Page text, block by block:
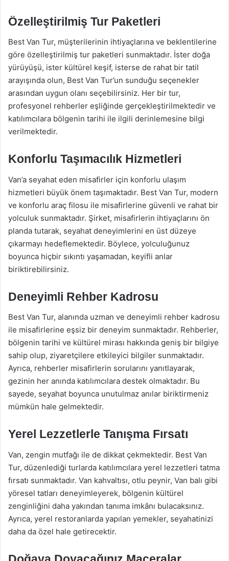
Özelleştirilmiş Tur Paketleri
Best Van Tur, müşterilerinin ihtiyaçlarına ve beklentilerine
göre özelleştirilmiş tur paketleri sunmaktadır. İster doğa
yürüyüşü, ister kültürel keşif, isterse de rahat bir tatil
arayışında olun, Best Van Tur’un sunduğu seçenekler
arasından uygun olanı seçebilirsiniz. Her bir tur,
profesyonel rehberler eşliğinde gerçekleştirilmektedir ve
katılımcılara bölgenin tarihi ile ilgili derinlemesine bilgi
verilmektedir.
Konforlu Taşımacılık Hizmetleri
Van’a seyahat eden misafirler için konforlu ulaşım
hizmetleri büyük önem taşımaktadır. Best Van Tur, modern
ve konforlu araç filosu ile misafirlerine güvenli ve rahat bir
yolculuk sunmaktadır. Şirket, misafirlerin ihtiyaçlarını ön
planda tutarak, seyahat deneyimlerini en üst düzeye
çıkarmayı hedeflemektedir. Böylece, yolculuğunuz
boyunca hiçbir sıkıntı yaşamadan, keyifli anlar
biriktirebilirsiniz.
Deneyimli Rehber Kadrosu
Best Van Tur, alanında uzman ve deneyimli rehber kadrosu
ile misafirlerine eşsiz bir deneyim sunmaktadır. Rehberler,
bölgenin tarihi ve kültürel mirası hakkında geniş bir bilgiye
sahip olup, ziyaretçilere etkileyici bilgiler sunmaktadır.
Ayrıca, rehberler misafirlerin sorularını yanıtlayarak,
gezinin her anında katılımcılara destek olmaktadır. Bu
sayede, seyahat boyunca unutulmaz anılar biriktirmeniz
mümkün hale gelmektedir.
Yerel Lezzetlerle Tanışma Fırsatı
Van, zengin mutfağı ile de dikkat çekmektedir. Best Van
Tur, düzenlediği turlarda katılımcılara yerel lezzetleri tatma
fırsatı sunmaktadır. Van kahvaltısı, otlu peynir, Van balı gibi
yöresel tatları deneyimleyerek, bölgenin kültürel
zenginliğini daha yakından tanıma imkânı bulacaksınız.
Ayrıca, yerel restoranlarda yapılan yemekler, seyahatinizi
daha da özel hale getirecektir.